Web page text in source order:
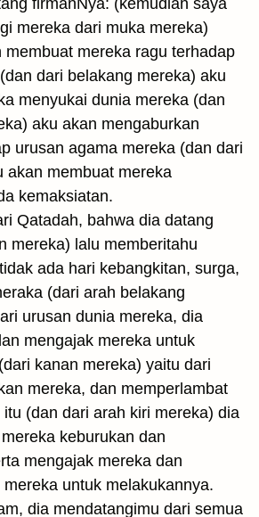
firmanNya: (kemudian saya
mereka dari muka mereka)
membuat mereka ragu terhadap
dari belakang mereka) aku
menyukai dunia mereka (dan
aku akan mengaburkan
urusan agama mereka (dan dari
akan membuat mereka
kemaksiatan.
Qatadah, bahwa dia datang
mereka) lalu memberitahu
ada hari kebangkitan, surga,
(dari arah belakang
urusan dunia mereka, dia
mengajak mereka untuk
kanan mereka) yaitu dari
mereka, dan memperlambat
(dan dari arah kiri mereka) dia
keburukan dan
mengajak mereka dan
untuk melakukannya.
dia mendatangimu dari semua